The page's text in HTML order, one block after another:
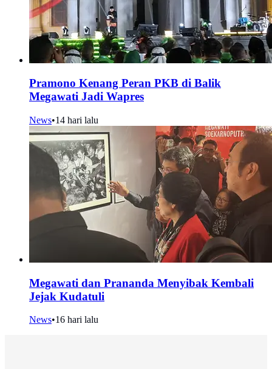
Pramono Kenang Peran PKB di Balik
Megawati Jadi Wapres
News•14 hari lalu
Megawati dan Prananda Menyibak Kembali
Jejak Kudatuli
News•16 hari lalu